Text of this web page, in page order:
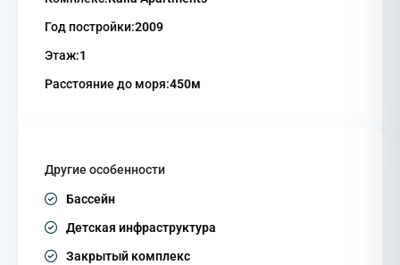
Год постройки:2009
Этаж:1
Расстояние до моря:450м
Другие особенности
Бассейн
Детская инфраструктура
Закрытый комплекс